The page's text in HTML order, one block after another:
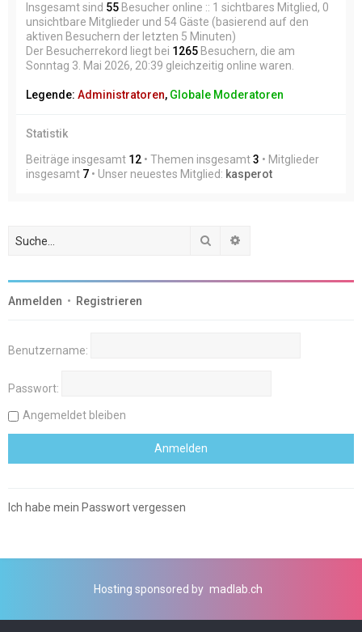
Insgesamt sind 55 Besucher online :: 1 sichtbares Mitglied, 0
unsichtbare Mitglieder und 54 Gäste (basierend auf den
aktiven Besuchern der letzten 5 Minuten)
Der Besucherrekord liegt bei 1265 Besuchern, die am
Sonntag 3. Mai 2026, 20:39 gleichzeitig online waren.
Legende: Administratoren, Globale Moderatoren
Statistik
Beiträge insgesamt 12 • Themen insgesamt3 • Mitglieder
insgesamt 7 • Unser neuestes Mitglied: kasperot
Suche
Anmelden • Registrieren
Benutzername:
Passwort:
Angemeldet bleiben
Ich habe mein Passwort vergessen
Hosting sponsored by madlab.ch